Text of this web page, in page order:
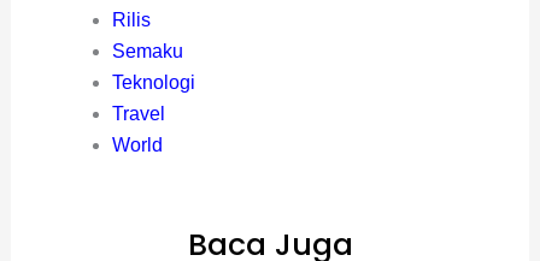
Rilis
Semaku
Teknologi
Travel
World
Baca Juga